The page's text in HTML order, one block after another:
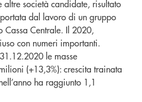
società candidate, risultato
dal lavoro di un gruppo
Centrale. Il 2020,
con numeri importanti.
le masse
(+13,3%): crescita trainata
ha raggiunto 1,1